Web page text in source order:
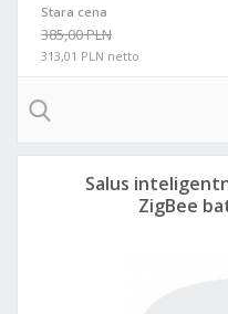
Stara cena
385,00 PLN
313,01 PLN netto
Salus
ZigBee